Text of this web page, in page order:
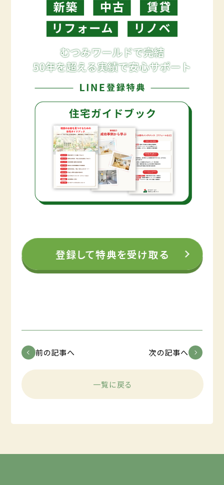
登録して特典を受け取る
前の記事へ 次の記事へ
一覧に戻る